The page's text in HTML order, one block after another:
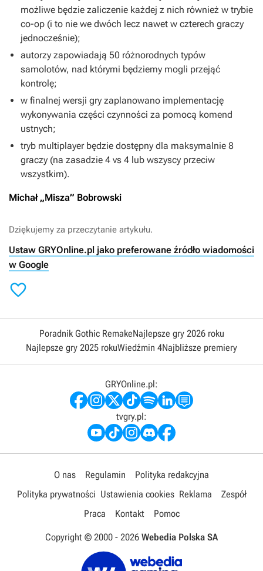
możliwe będzie zaliczenie każdej z nich również w trybie
co-op (i to nie we dwóch lecz nawet w czterech graczy
jednocześnie);
autorzy zapowiadają 50 różnorodnych typów
samolotów, nad którymi będziemy mogli przejąć
kontrolę;
w finalnej wersji gry zaplanowano implementację
wykonywania części czynności za pomocą komend
ustnych;
tryb multiplayer będzie dostępny dla maksymalnie 8
graczy (na zasadzie 4 vs 4 lub wszyscy przeciw
wszystkim).
Michał „Misza” Bobrowski
Dziękujemy za przeczytanie artykułu.
Ustaw GRYOnline.pl jako preferowane źródło wiadomości
w Google

Poradnik Gothic RemakeNajlepsze gry 2026 roku
Najlepsze gry 2025 rokuWiedźmin 4Najbliższe premiery
GRYOnline.pl:
tvgry.pl:
O nas Regulamin
Polityka redakcyjna
Polityka prywatności Ustawienia cookies Reklama
Zespół
Praca
Kontakt Pomoc
Copyright © 2000 - 2026 Webedia Polska SA